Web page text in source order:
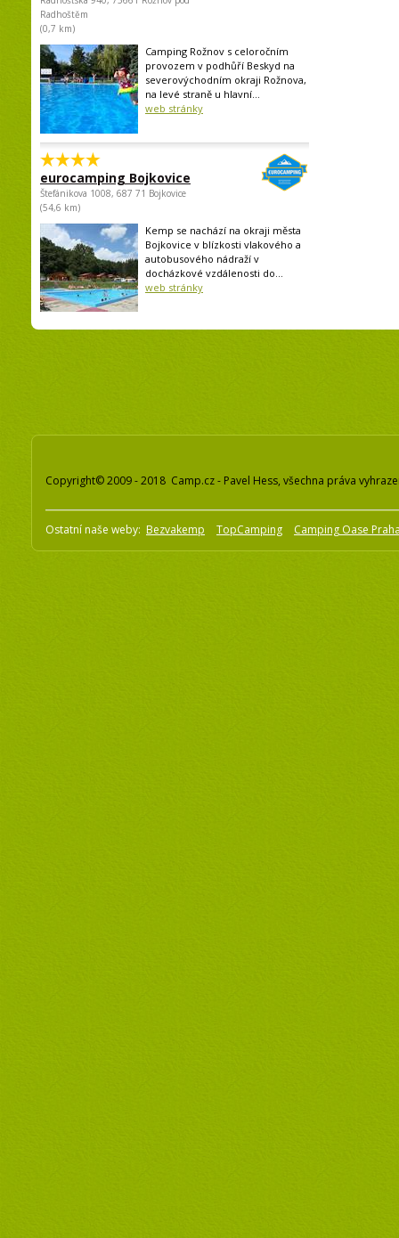
Radhoštěm
(0,7 km)
Camping Rožnov s celoročním
provozem v podhůří Beskyd na
severovýchodním okraji Rožnova,
na levé straně u hlavní...
web stránky
eurocamping Bojkovice
Štefánikova 1008, 687 71 Bojkovice
(54,6 km)
Kemp se nachází na okraji města
Bojkovice v blízkosti vlakového a
autobusového nádraží v
docházkové vzdálenosti do...
web stránky
Copyright© 2009 - 2018 Camp.cz - Pavel Hess, všechna práva
Ostatní naše weby: Bezvakemp TopCamping Camping Oase